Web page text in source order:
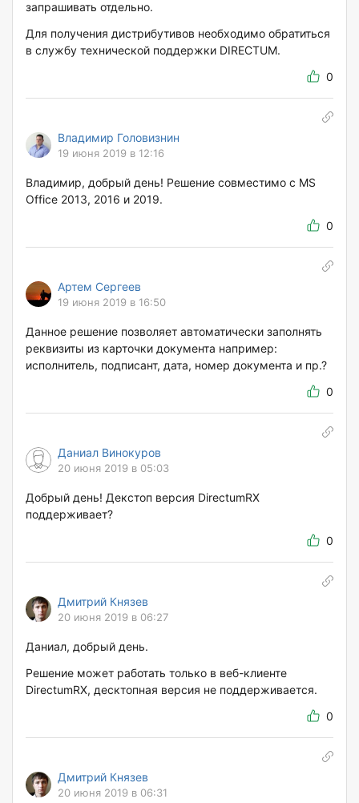
запрашивать отдельно.
Для получения дистрибутивов необходимо обратиться
в службу технической поддержки DIRECTUM.
0
Владимир Головизнин
19 июня 2019 в 12:16
Владимир, добрый день! Решение совместимо с MS
Office 2013, 2016 и 2019.
0
Артем Сергеев
19 июня 2019 в 16:50
Данное решение позволяет автоматически заполнять
реквизиты из карточки документа например:
исполнитель, подписант, дата, номер документа и пр.?
0
Даниал Винокуров
20 июня 2019 в 05:03
Добрый день! Декстоп версия DirectumRX
поддерживает?
0
Дмитрий Князев
20 июня 2019 в 06:27
Даниал, добрый день.
Решение может работать только в веб-клиенте
DirectumRX, десктопная версия не поддерживается.
0
Дмитрий Князев
20 июня 2019 в 06:31